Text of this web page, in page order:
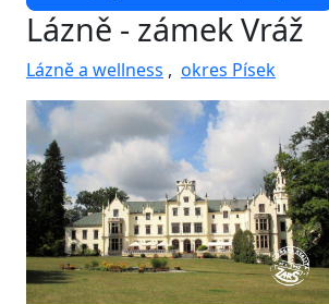
Lázně - zámek Vráž
Lázně a wellness , okres Písek